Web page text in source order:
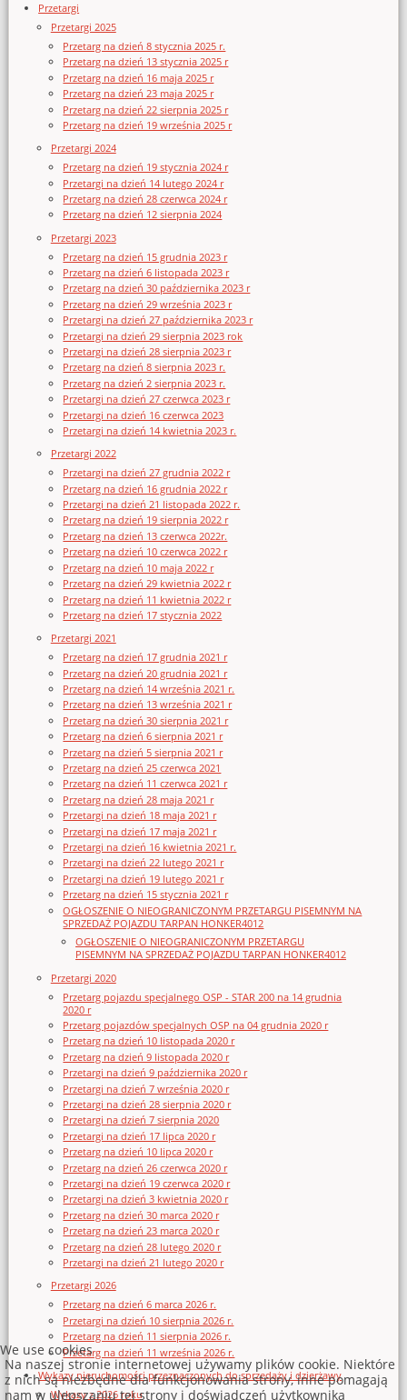
Przetargi
Przetargi 2025
Przetarg na dzień 8 stycznia 2025 r.
Przetarg na dzień 13 stycznia 2025 r
Przetarg na dzień 16 maja 2025 r
Przetarg na dzień 23 maja 2025 r
Przetarg na dzień 22 sierpnia 2025 r
Przetarg na dzień 19 września 2025 r
Przetargi 2024
Przetarg na dzień 19 stycznia 2024 r
Przetargi na dzień 14 lutego 2024 r
Przetarg na dzień 28 czerwca 2024 r
Przetarg na dzień 12 sierpnia 2024
Przetargi 2023
Przetarg na dzień 15 grudnia 2023 r
Przetarg na dzień 6 listopada 2023 r
Przetarg na dzień 30 października 2023 r
Przetarg na dzień 29 września 2023 r
Przetargi na dzień 27 października 2023 r
Przetargi na dzień 29 sierpnia 2023 rok
Przetargi na dzień 28 sierpnia 2023 r
Przetarg na dzień 8 sierpnia 2023 r.
Przetarg na dzień 2 sierpnia 2023 r.
Przetargi na dzień 27 czerwca 2023 r
Przetargi na dzień 16 czerwca 2023
Przetargi na dzień 14 kwietnia 2023 r.
Przetargi 2022
Przetargi na dzień 27 grudnia 2022 r
Przetarg na dzień 16 grudnia 2022 r
Przetargi na dzień 21 listopada 2022 r.
Przetarg na dzień 19 sierpnia 2022 r
Przetarg na dzień 13 czerwca 2022r.
Przetarg na dzień 10 czerwca 2022 r
Przetarg na dzień 10 maja 2022 r
Przetarg na dzień 29 kwietnia 2022 r
Przetarg na dzień 11 kwietnia 2022 r
Przetarg na dzień 17 stycznia 2022
Przetargi 2021
Przetarg na dzień 17 grudnia 2021 r
Przetarg na dzień 20 grudnia 2021 r
Przetarg na dzień 14 września 2021 r.
Przetarg na dzień 13 września 2021 r
Przetarg na dzień 30 sierpnia 2021 r
Przetarg na dzień 6 sierpnia 2021 r
Przetarg na dzień 5 sierpnia 2021 r
Przetarg na dzień 25 czerwca 2021
Przetarg na dzień 11 czerwca 2021 r
Przetarg na dzień 28 maja 2021 r
Przetargi na dzień 18 maja 2021 r
Przetargi na dzień 17 maja 2021 r
Przetargi na dzień 16 kwietnia 2021 r.
Przetargi na dzień 22 lutego 2021 r
Przetargi na dzień 19 lutego 2021 r
Przetarg na dzień 15 stycznia 2021 r
OGŁOSZENIE O NIEOGRANICZONYM PRZETARGU PISEMNYM NA
SPRZEDAŻ POJAZDU TARPAN HONKER4012
OGŁOSZENIE O NIEOGRANICZONYM PRZETARGU
PISEMNYM NA SPRZEDAŻ POJAZDU TARPAN HONKER4012
Przetargi 2020
Przetarg pojazdu specjalnego OSP - STAR 200 na 14 grudnia
2020 r
Przetarg pojazdów specjalnych OSP na 04 grudnia 2020 r
Przetarg na dzień 10 listopada 2020 r
Przetarg na dzień 9 listopada 2020 r
Przetargi na dzień 9 października 2020 r
Przetargi na dzień 7 września 2020 r
Przetargi na dzień 28 sierpnia 2020 r
Przetargi na dzień 7 sierpnia 2020
Przetargi na dzień 17 lipca 2020 r
Przetarg na dzień 10 lipca 2020 r
Przetarg na dzień 26 czerwca 2020 r
Przetargi na dzień 19 czerwca 2020 r
Przetargi na dzień 3 kwietnia 2020 r
Przetarg na dzień 30 marca 2020 r
Przetarg na dzień 23 marca 2020 r
Przetarg na dzień 28 lutego 2020 r
Przetargi na dzień 21 lutego 2020 r
Przetargi 2026
Przetarg na dzień 6 marca 2026 r.
Przetargi na dzień 10 sierpnia 2026 r.
Przetarg na dzień 11 sierpnia 2026 r.
Przetarg na dzień 11 września 2026 r.
Wykazy nieruchomości przeznaczonych do sprzedaży i dzierżawy
Wykazy z 2026 roku
We use cookies
Na naszej stronie internetowej używamy plików cookie. Niektóre
z nich są niezbędne dla funkcjonowania strony, inne pomagają
nam w ulepszaniu tej strony i doświadczeń użytkownika